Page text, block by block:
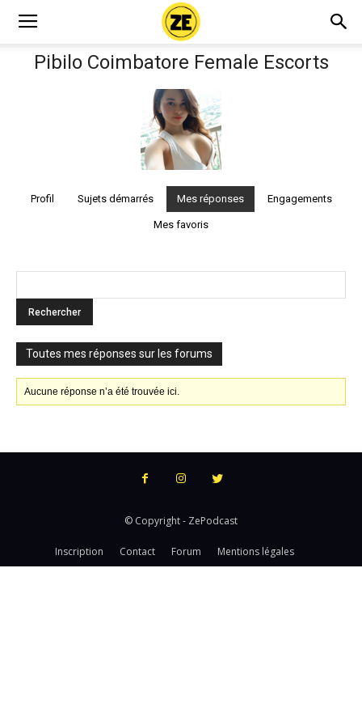
Pibilo Coimbatore Female Escorts
Profil Sujets démarrés Mes réponses Engagements
Mes favoris
Toutes mes réponses sur les forums
Aucune réponse n’a été trouvée ici.
© Copyright - ZePodcast
Inscription Contact Forum Mentions légales